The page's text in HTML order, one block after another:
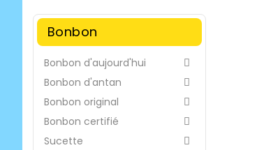
Bonbon
Bonbon d'aujourd'hui 
Bonbon d'antan 
Bonbon original 
Bonbon certifié 
Sucette 